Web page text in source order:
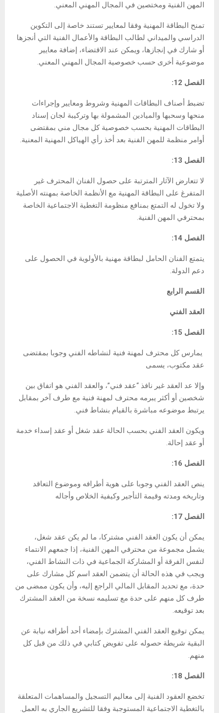
المهن الفنية ومختصين في المجال المهني المعني.
تمنح البطاقة المهنية وفقا لمعايير تستند خاصة إلى التكوين
الدراسي والميداني لطالب البطاقة والأعمال الفنية التي أنجزها
أو شارك في إنجازها، ويمكن عند الاقتضاء، إضافة معايير
موضوعية أخرى حسب خصوصية المجال المهني المعني.
الفصل 12:
تضبط أصناف البطاقات المهنية وشروط ومعايير وإجراءات
منحها وسحبها والميادين المشمولة بها وتركيبة لجان إسناد
البطاقات المهنية بحسب خصوصية كل مجال مني بمقتضى
أوامر منظمة للمهن الفنية بعد أخذ رأي الهياكل المهنية المعنية.
الفصل 13:
لا تتعارض الآثار المترتبة على حصول الفنان المحترف غير
المتفرغ على البطاقة المهنية مع الأنظمة الخاصة بمهنته الأصلية
ولا تخول له التمتع بمنافع منظومة التغطية الاجتماعية الخاصة
بمحترفي المهن الفنية.
الفصل 14:
يتمتع الفنان الحامل لبطاقة مهنية بالأولوية في الحصول على
دعم الدولة.
القسم الرابع
العقد الفني
الفصل 15:
يمارس كل محترف لمهنة فنية لنشاطه الفني وجوبا بمقتضى
عقد مكتوب، يسمى
وإلا عد العقد غير نافذ “عقد فني”، والعقد الفني هو اتفاق بين
شخصين أو أكثر يبرمه محترف لمهنة فنية مع طرف آخر بمقابل
يرتبط موضوعه مباشرة بالقيام بنشاط فني.
ويكون العقد الفني بحسب الحالة عقد شغل أو عقد إسداء خدمة
أو عقد إحالة.
الفصل 16:
ينص العقد الفني وجوبا على هوية أطرافه وموضوع التعاقد
وتاريخه ومدته وقيمة التأجير وكيفية الخلاص وأجاله
الفصل 17:
يمكن أن يكون العقد الفني مشتركا، ما لم يكن عقد شغل،
يشمل مجموعة من محترفي المهن الفنية، إذا جمعهم الانتماء
لنفس الفرقة أو المشاركة الجماعية في ذات النشاط الفني،
ويجب في هذه الحالة أن يتضمن العقد اسم كل مشارك على
حدة، مع تحديد المقابل المالي الراجع إليه، وأن يكون ممضى من
طرف كل منهم على حدة مع تسليمه نسخة من العقد المشترك
بعد توقيعه.
يمكن توقيع العقد الفني المشترك بإمضاء أحد أطرافه نيابة عن
البقية شريطة حصوله على تفويض كتابي في ذلك من قبل كل
منهم.
الفصل 18:
تخضع العقود الفنية إلى معاليم التسجيل والمساهمات المتعلقة
بالتغطية الاجتماعية المستوجبة وفقا للتشريع الجاري به العمل.